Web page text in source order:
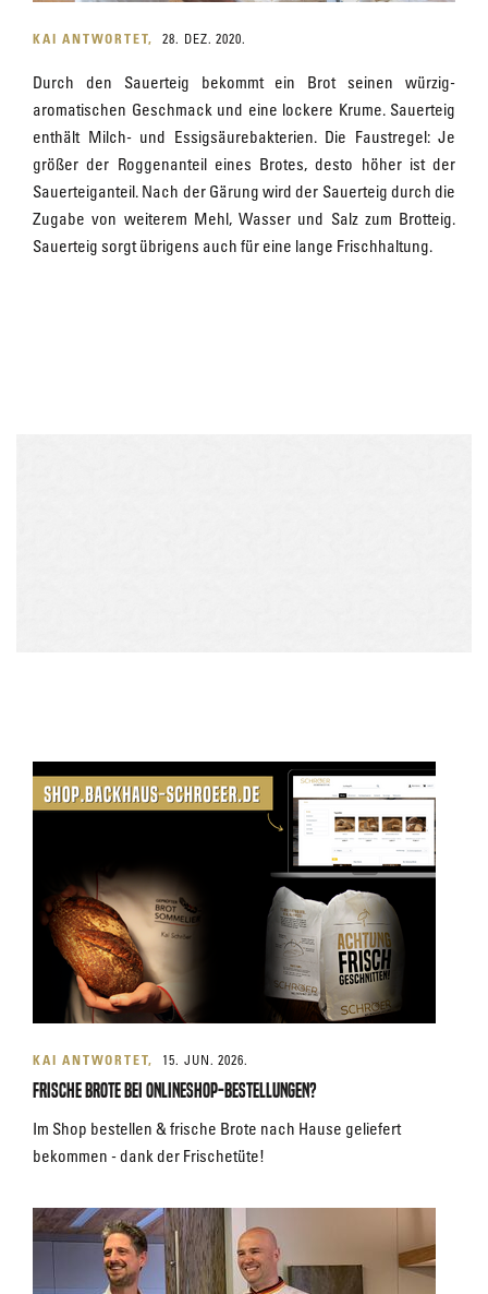
KAI ANTWORTET 28. DEZ. 2020.
Durch den Sauerteig bekommt ein Brot seinen würzig-
aromatischen Geschmack und eine lockere Krume. Sauerteig
enthält Milch- und Essigsäurebakterien. Die Faustregel: Je
größer der Roggenanteil eines Brotes, desto höher ist der
Sauerteiganteil. Nach der Gärung wird der Sauerteig durch die
Zugabe von weiterem Mehl, Wasser und Salz zum Brotteig.
Sauerteig sorgt übrigens auch für eine lange Frischhaltung.
KAI ANTWORTET 15. JUN. 2026.
Frische Brote bei Onlineshop-Bestellungen?
Im Shop bestellen & frische Brote nach Hause geliefert
bekommen - dank der Frischetüte!